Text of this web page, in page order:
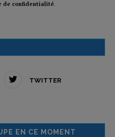
de confidentialité.
TWITTER
EN CE MOMENT